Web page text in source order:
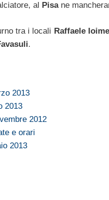
al Pisane
tra i locali Raffaele Ioime
.
2013
2013
2012
e orari
2013